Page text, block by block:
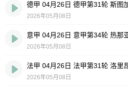
德甲 04月26日 德甲第31轮 斯图
2026年05月08日
意甲 04月26日 意甲第34轮 热那
2026年05月08日
2026年05月08日